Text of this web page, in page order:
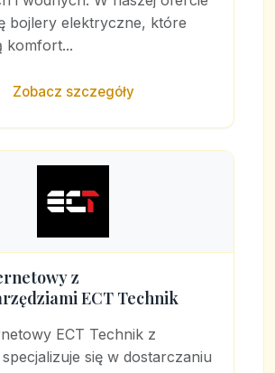
bojlery elektryczne, które
komfort...
Zobacz szczegóły
z
ECT Technik
ECT Technik z
się w dostarczaniu